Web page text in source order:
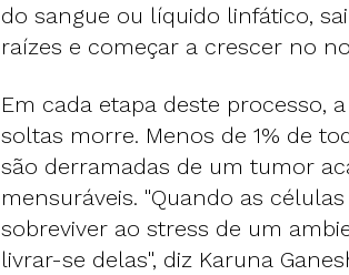
do sangue ou líquido linfático,
raízes e começar a crescer no
Em cada etapa deste processo,
soltas morre. Menos de 1% de
são derramadas de um tumor
mensuráveis. "Quando as
sobreviver ao stress de um
livrar-se delas", diz Karuna